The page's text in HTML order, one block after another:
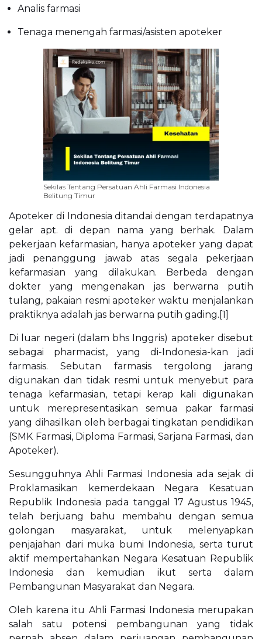
Analis farmasi
Tenaga menengah farmasi/asisten apoteker
Sekilas Tentang Persatuan Ahli Farmasi Indonesia
Belitung Timur
Apoteker di Indonesia ditandai dengan terdapatnya
gelar apt. di depan nama yang berhak. Dalam
pekerjaan kefarmasian, hanya apoteker yang dapat
jadi penanggung jawab atas segala pekerjaan
kefarmasian yang dilakukan. Berbeda dengan
dokter yang mengenakan jas berwarna putih
tulang, pakaian resmi apoteker waktu menjalankan
praktiknya adalah jas berwarna putih gading.[1]
Di luar negeri (dalam bhs Inggris) apoteker disebut
sebagai pharmacist, yang di-Indonesia-kan jadi
farmasis. Sebutan farmasis tergolong jarang
digunakan dan tidak resmi untuk menyebut para
tenaga kefarmasian, tetapi kerap kali digunakan
untuk merepresentasikan semua pakar farmasi
yang dihasilkan oleh berbagai tingkatan pendidikan
(SMK Farmasi, Diploma Farmasi, Sarjana Farmasi, dan
Apoteker).
Sesungguhnya Ahli Farmasi Indonesia ada sejak di
Proklamasikan kemerdekaan Negara Kesatuan
Republik Indonesia pada tanggal 17 Agustus 1945,
telah berjuang bahu membahu dengan semua
golongan masyarakat, untuk melenyapkan
penjajahan dari muka bumi Indonesia, serta turut
aktif mempertahankan Negara Kesatuan Republik
Indonesia dan kemudian ikut serta dalam
Pembangunan Masyarakat dan Negara.
Oleh karena itu Ahli Farmasi Indonesia merupakan
salah satu potensi pembangunan yang tidak